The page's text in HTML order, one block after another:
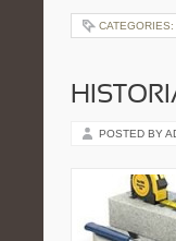
CATEGORIES:
POSTED BY